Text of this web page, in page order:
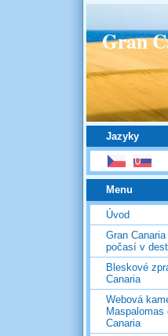
Gran
Jazyky
Menu
Úvod
Gran
počasí v
Bleskové
Canaria
Webová
Maspalomas
Canaria